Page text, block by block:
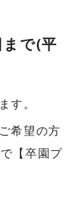
で(平
す。
希望の方
【卒園プ